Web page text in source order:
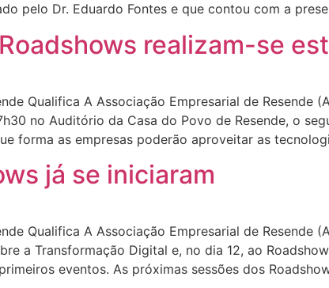
pelo Dr. Eduardo Fontes e que contou com a
realizam-se
Qualifica A Associação Empresarial de
no Auditório da Casa do Povo de Resende, o
forma as empresas poderão aproveitar as
já se iniciaram
Qualifica A Associação Empresarial de
a Transformação Digital e, no dia 12, ao
eventos. As próximas sessões dos